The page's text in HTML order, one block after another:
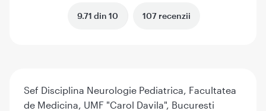
9.71 din 10 107 recenzii
Sef Disciplina Neurologie Pediatrica, Facultatea
de Medicina, UMF "Carol Davila", Bucuresti